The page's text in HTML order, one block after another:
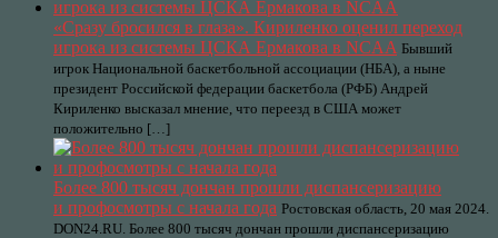
«Сразу бросился в глаза». Кириленко оценил переход
игрока из системы ЦСКА Ермакова в NCAA Бывший
игрок Национальной баскетбольной ассоциации (НБА), а ныне
президент Российской федерации баскетбола (РФБ) Андрей
Кириленко высказал мнение, что переезд в США может
положительно […]
Более 800 тысяч дончан прошли диспансеризацию
и профосмотры с начала года Ростовская область, 20 мая 2024.
DON24.RU. Более 800 тысяч дончан прошли диспансеризацию